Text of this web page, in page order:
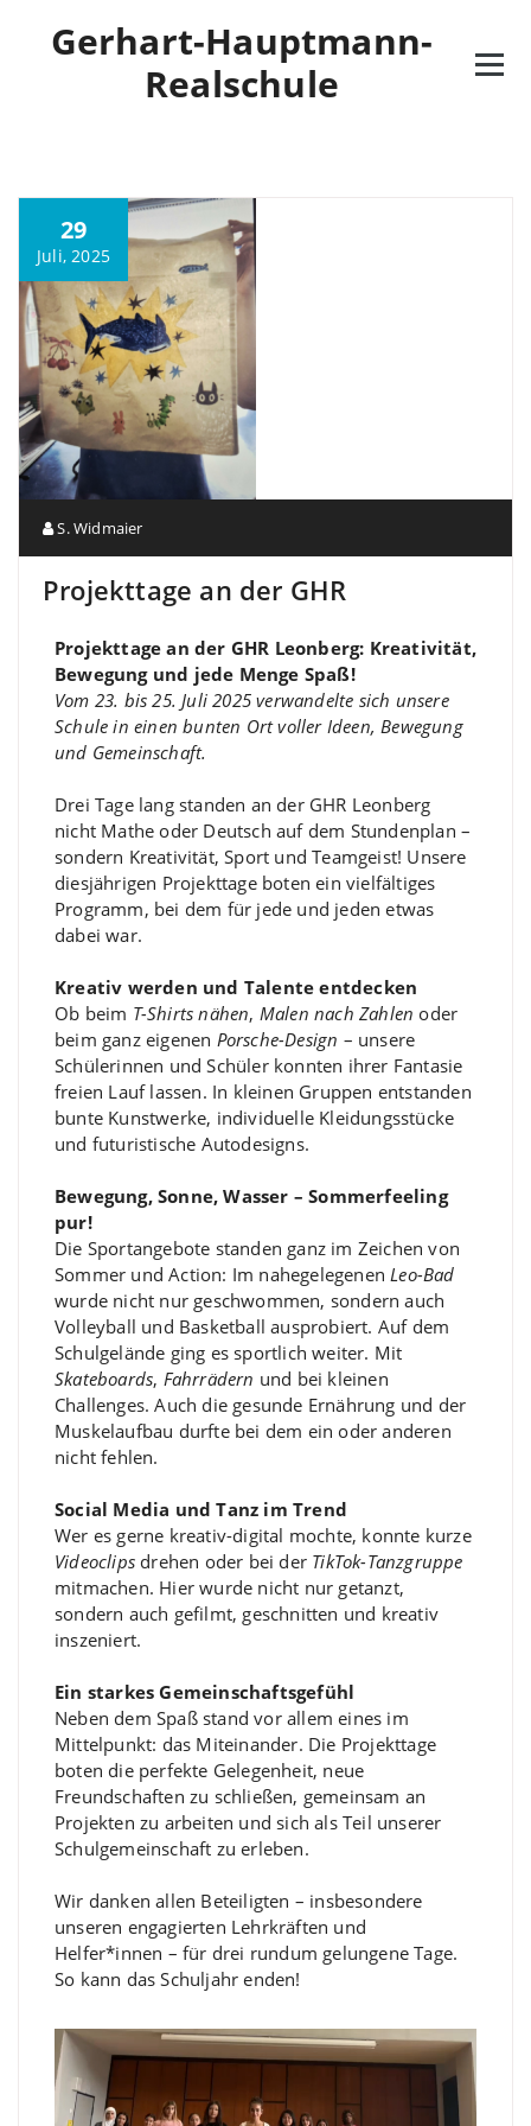
Gerhart-Hauptmann-
Realschule
29
Juli, 2025
S. Widmaier
Projekttage an der GHR
Projekttage an der GHR Leonberg: Kreativität,
Bewegung und jede Menge Spaß!
Vom 23. bis 25. Juli 2025 verwandelte sich unsere
Schule in einen bunten Ort voller Ideen, Bewegung
und Gemeinschaft.
Drei Tage lang standen an der GHR Leonberg
nicht Mathe oder Deutsch auf dem Stundenplan –
sondern Kreativität, Sport und Teamgeist! Unsere
diesjährigen Projekttage boten ein vielfältiges
Programm, bei dem für jede und jeden etwas
dabei war.
Kreativ werden und Talente entdecken
Ob beim T-Shirts nähen, Malen nach Zahlen oder
beim ganz eigenen Porsche-Design – unsere
Schülerinnen und Schüler konnten ihrer Fantasie
freien Lauf lassen. In kleinen Gruppen entstanden
bunte Kunstwerke, individuelle Kleidungsstücke
und futuristische Autodesigns.
Bewegung, Sonne, Wasser – Sommerfeeling
pur!
Die Sportangebote standen ganz im Zeichen von
Sommer und Action: Im nahegelegenenLeo-Bad
wurde nicht nur geschwommen, sondern auch
Volleyball und Basketball ausprobiert. Auf dem
Schulgelände ging es sportlich weiter. Mit
Skateboards, Fahrrädern und bei kleinen
Challenges. Auch die gesunde Ernährung und der
Muskelaufbau durfte bei dem ein oder anderen
nicht fehlen.
Social Media und Tanz im Trend
Wer es gerne kreativ-digital mochte, konnte kurze
Videoclips drehen oder bei der TikTok-Tanzgruppe
mitmachen. Hier wurde nicht nur getanzt,
sondern auch gefilmt, geschnitten und kreativ
inszeniert.
Ein starkes Gemeinschaftsgefühl
Neben dem Spaß stand vor allem eines im
Mittelpunkt: das Miteinander. Die Projekttage
boten die perfekte Gelegenheit, neue
Freundschaften zu schließen, gemeinsam an
Projekten zu arbeiten und sich als Teil unserer
Schulgemeinschaft zu erleben.
Wir danken allen Beteiligten – insbesondere
unseren engagierten Lehrkräften und
Helfer*innen – für drei rundum gelungene Tage.
So kann das Schuljahr enden!